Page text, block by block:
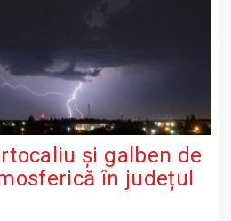
și galben de
în județul